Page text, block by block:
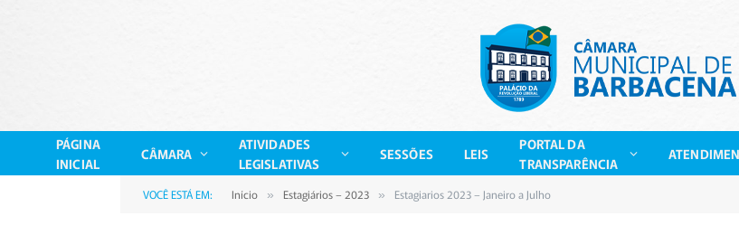
PÁGINA
INICIAL
CÂMARA
ATIVIDADES
LEGISLATIVAS
SESSÕES LEIS
PORTAL DA
TRANSPARÊNCIA
VOCÊ ESTÁ EM: Início » Estagiários – 2023 » Estagiarios 2023 – Janeiro a Julho